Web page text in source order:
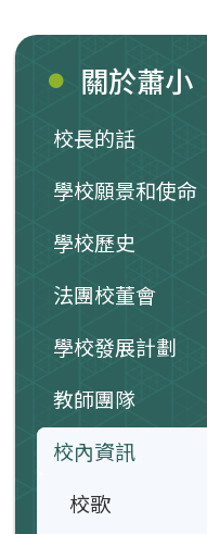
關於蕭小
校長的話
學校願景和使命
學校歷史
法團校董會
學校發展計劃
教師團隊
校內資訊
校歌